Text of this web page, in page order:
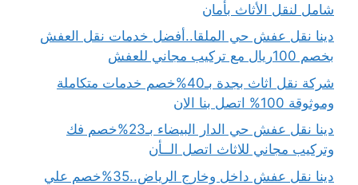
شامل لنقل الأثاث بأمان
دينا نقل عفش حي الملقا..أفضل خدمات نقل العفش
بخصم 100ريال مع تركيب مجاني للعفش
شركة نقل اثاث بجدة بـ40%خصم خدمات متكاملة
وموثوقة 100% اتصل بنا الان
دينا نقل عفش حي الدار البيضاء بـ23%خصم فك
وتركيب مجاني للاثاث اتصل الــأن
دينا نقل عفش داخل وخارج الرياض..35%خصم علي